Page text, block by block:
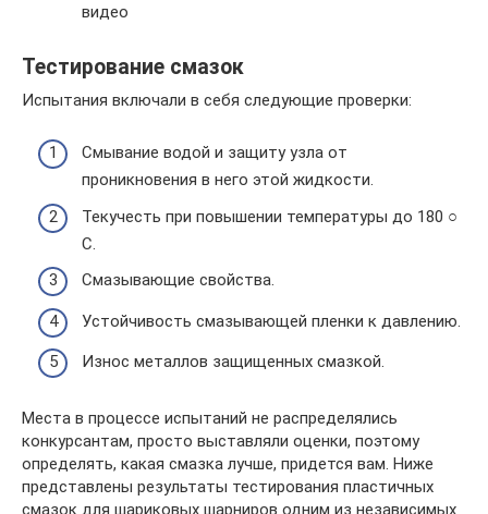
видео
Тестирование смазок
Испытания включали в себя следующие проверки:
Смывание водой и защиту узла от
проникновения в него этой жидкости.
Текучесть при повышении температуры до 180 ○
C.
Смазывающие свойства.
Устойчивость смазывающей пленки к давлению.
Износ металлов защищенных смазкой.
Места в процессе испытаний не распределялись
конкурсантам, просто выставляли оценки, поэтому
определять, какая смазка лучше, придется вам. Ниже
представлены результаты тестирования пластичных
смазок для шариковых шарниров одним из независимых